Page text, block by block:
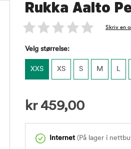
Rukka Aalto
Skriv en
Velg størrelse:
XXS XS S M L
kr 459,00
Internet (På lager i